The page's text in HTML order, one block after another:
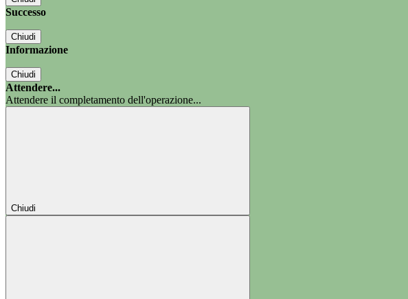
Successo
Chiudi
Informazione
Chiudi
Attendere...
Attendere il completamento dell'operazione...
Chiudi